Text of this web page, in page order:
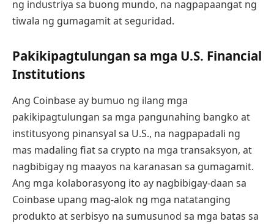
ng industriya sa buong mundo, na nagpapaangat ng
tiwala ng gumagamit at seguridad.
Pakikipagtulungan sa mga U.S. Financial
Institutions
Ang Coinbase ay bumuo ng ilang mga
pakikipagtulungan sa mga pangunahing bangko at
institusyong pinansyal sa U.S., na nagpapadali ng
mas madaling fiat sa crypto na mga transaksyon, at
nagbibigay ng maayos na karanasan sa gumagamit.
Ang mga kolaborasyong ito ay nagbibigay-daan sa
Coinbase upang mag-alok ng mga natatanging
produkto at serbisyo na sumusunod sa mga batas sa